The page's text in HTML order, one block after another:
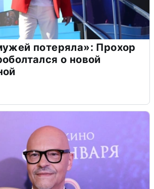
потеряла»: Прохор
о новой